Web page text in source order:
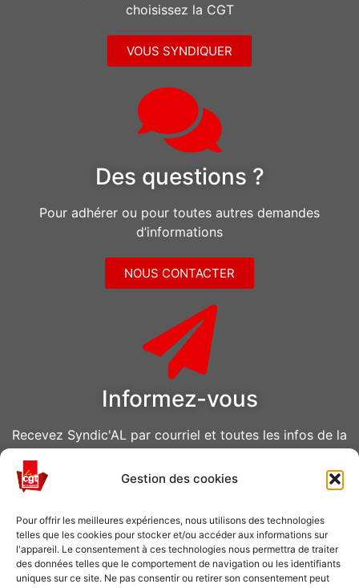
Gestion des cookies
Pour offrir les meilleures expériences, nous utilisons des technologies
telles que les cookies pour stocker et/ou accéder aux informations sur
l'appareil. Le consentement à ces technologies nous permettra de traiter
des données telles que le comportement de navigation ou les identifiants
uniques sur ce site. Ne pas consentir ou retirer son consentement peut
choisissez la CGT
VOUS SYNDIQUER
Des questions ?
Pour adhérer ou pour toutes autres demandes
d’informations
NOUS CONTACTER
Informez-vous
Recevez Syndic'AL par courriel et toutes les infos de la